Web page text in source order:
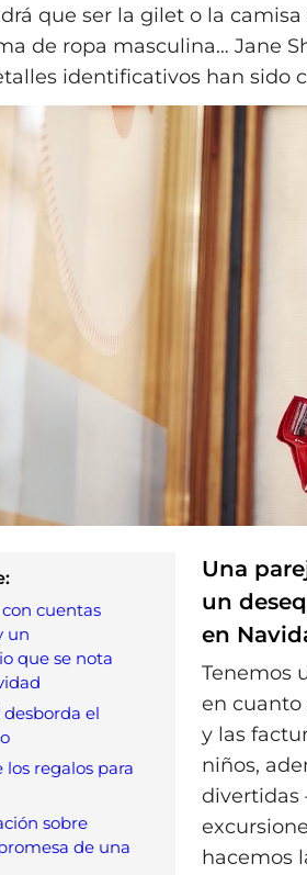
que ser la gilet o la
de ropa masculina… Jane
identificativos han sido
cuentas
un
que se nota
el
los regalos para
sobre
de una
Una
un
en
Tenemos
en cuanto
y las
niños,
divertidas
hacemos